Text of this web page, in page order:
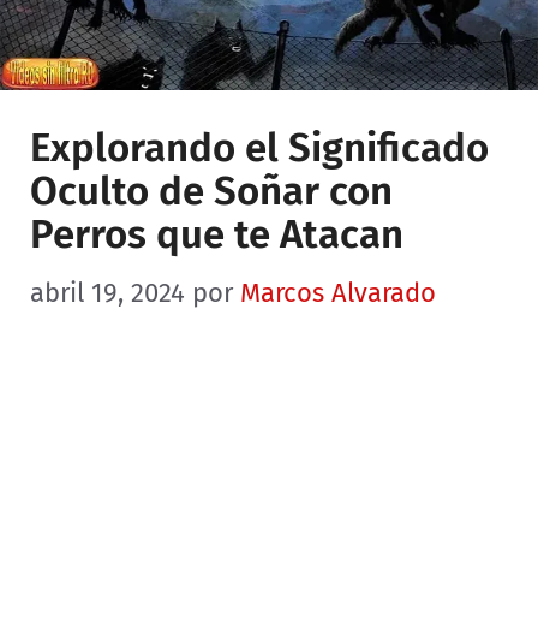
Explorando el Significado
Oculto de Soñar con
Perros que te Atacan
abril 19, 2024 por Marcos Alvarado